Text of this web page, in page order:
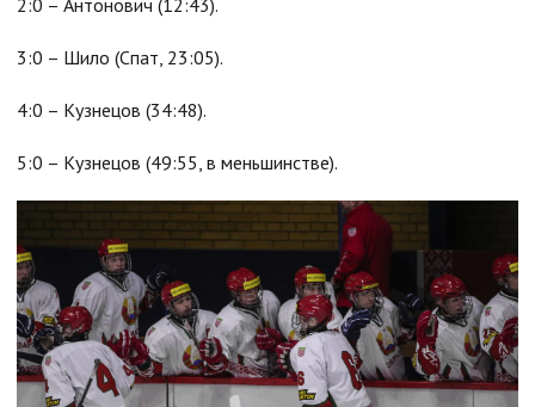
2:0 – Антонович (12:43).
3:0 – Шило (Спат, 23:05).
4:0 – Кузнецов (34:48).
5:0 – Кузнецов (49:55, в меньшинстве).